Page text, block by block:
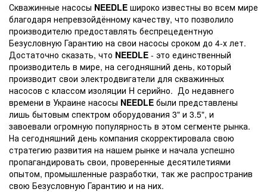
Скважинные насосы NEEDLE широко известны во всем мире
благодаря непревзойдённому качеству, что позволило
производителю предоставлять беспрецедентную
Безусловную Гарантию на свои насосы сроком до 4-х лет.
Достаточно сказать, что NEEDLE - это единственный
производитель в мире, на сегодняшний день, который
производит свои электродвигатели для скважинных
насосов с классом изоляции H серийно. До недавнего
времени в Украине насосы NEEDLE были представлены
лишь бытовым спектром оборудования 3" и 3.5", и
завоевали огромную популярность в этом сегменте рынка.
На сегодняшний день компания скорректировала свою
стратегию развития на нашем рынке и начала успешно
пропагандировать свои, проверенные десятилетиями
опытом, промышленные разработки, так же распространив
свою Безусловную Гарантию и на них.